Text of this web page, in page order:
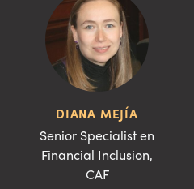
DIANA MEJÍA
Senior Specialist en
Financial Inclusion,
CAF